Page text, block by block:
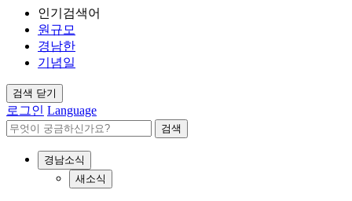
인기검색어
원규모
경남한
기념일
검색 닫기
로그인 Language
검색
경남소식
새소식